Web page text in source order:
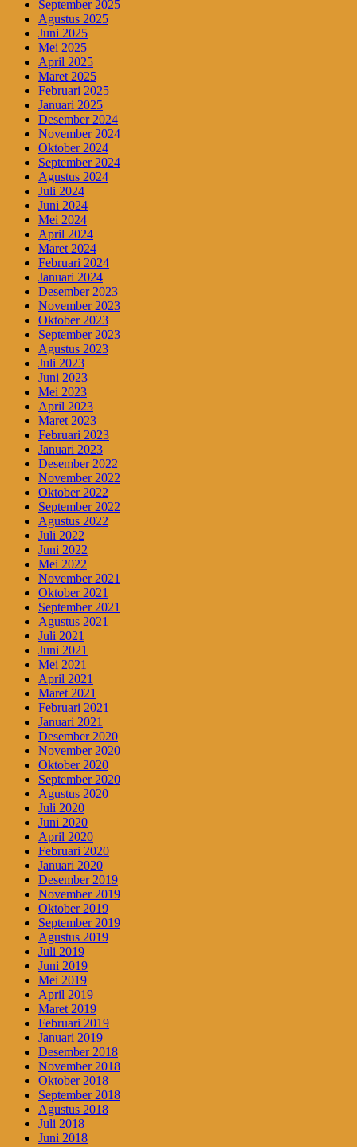
September 2025
Agustus 2025
Juni 2025
Mei 2025
April 2025
Maret 2025
Februari 2025
Januari 2025
Desember 2024
November 2024
Oktober 2024
September 2024
Agustus 2024
Juli 2024
Juni 2024
Mei 2024
April 2024
Maret 2024
Februari 2024
Januari 2024
Desember 2023
November 2023
Oktober 2023
September 2023
Agustus 2023
Juli 2023
Juni 2023
Mei 2023
April 2023
Maret 2023
Februari 2023
Januari 2023
Desember 2022
November 2022
Oktober 2022
September 2022
Agustus 2022
Juli 2022
Juni 2022
Mei 2022
November 2021
Oktober 2021
September 2021
Agustus 2021
Juli 2021
Juni 2021
Mei 2021
April 2021
Maret 2021
Februari 2021
Januari 2021
Desember 2020
November 2020
Oktober 2020
September 2020
Agustus 2020
Juli 2020
Juni 2020
April 2020
Februari 2020
Januari 2020
Desember 2019
November 2019
Oktober 2019
September 2019
Agustus 2019
Juli 2019
Juni 2019
Mei 2019
April 2019
Maret 2019
Februari 2019
Januari 2019
Desember 2018
November 2018
Oktober 2018
September 2018
Agustus 2018
Juli 2018
Juni 2018